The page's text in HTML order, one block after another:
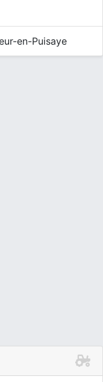
en-Puisaye